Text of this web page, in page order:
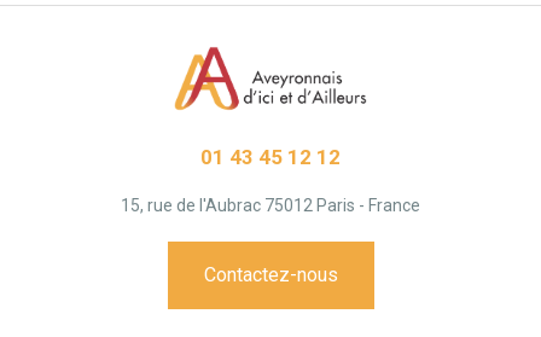
01 43 45 12 12
15, rue de l'Aubrac 75012 Paris - France
Contactez-nous